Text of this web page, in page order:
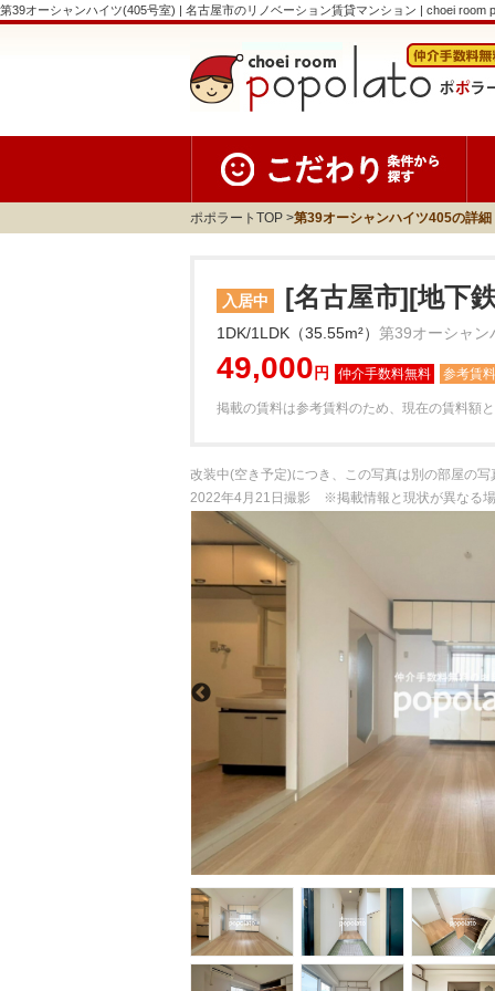
第39オーシャンハイツ(405号室) | 名古屋市のリノベーション賃貸マンション | choei room
ポポラートTOP 第39オーシャンハイツ405の詳細
入居中 [名古屋市][地下
1DK/1LDK（35.55m²） 第39オーシャン
49,000 円 参考賃料
掲載の賃料は参考賃料のため、現在の賃料額
改装中(空き予定)につき、この写真は別の部屋の写
2022年4月21日撮影 ※掲載情報と現状が異なる